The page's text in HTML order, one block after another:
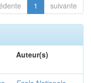
1 suivante
Auteur(s)